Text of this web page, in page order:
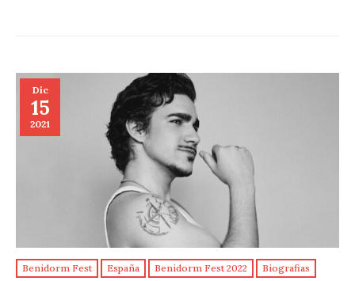
Dic
15
2021
Benidorm Fest España Benidorm Fest 2022 Biografias